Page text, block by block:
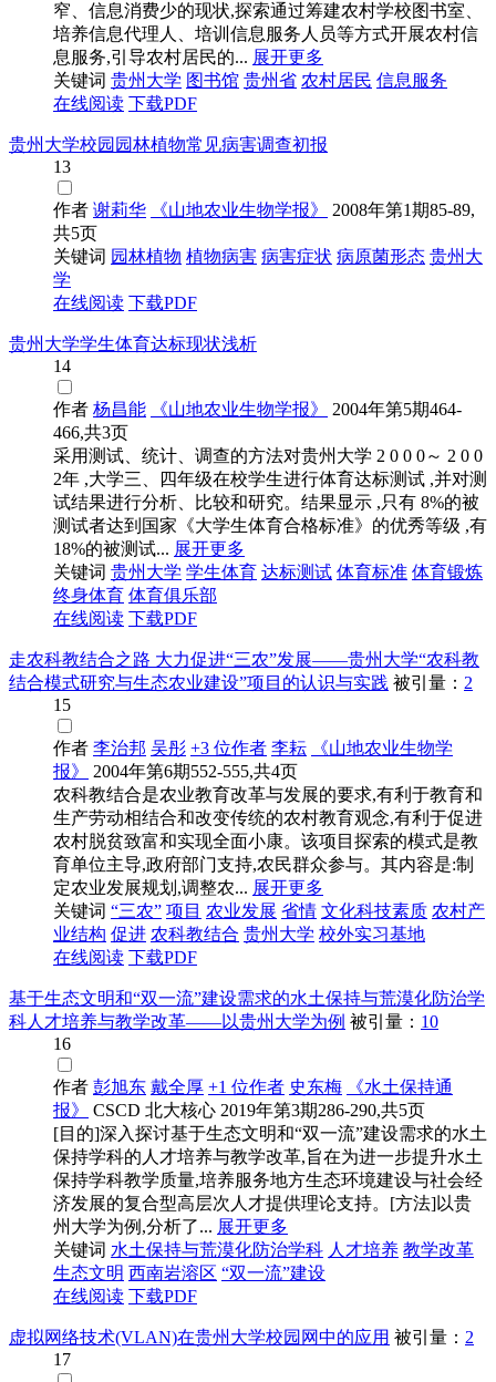
窄、信息消费少的现状,探索通过筹建农村学校图书室、
培养信息代理人、培训信息服务人员等方式开展农村信
息服务,引导农村居民的... 展开更多
关键词 贵州大学 图书馆 贵州省 农村居民 信息服务
在线阅读 下载PDF
贵州大学校园园林植物常见病害调查初报
13
作者 谢莉华 《山地农业生物学报》
2008年第1期85-89,
共5页
关键词 园林植物 植物病害 病害症状 病原菌形态 贵州大
学
在线阅读 下载PDF
贵州大学学生体育达标现状浅析
14
作者 杨昌能 《山地农业生物学报》
2004年第5期464-
466,共3页
采用测试、统计、调查的方法对贵州大学 2 0 0 0～ 2 0 0
2年 ,大学三、四年级在校学生进行体育达标测试 ,并对测
试结果进行分析、比较和研究。结果显示 ,只有 8%的被
测试者达到国家《大学生体育合格标准》的优秀等级 ,有
18%的被测试... 展开更多
关键词 贵州大学 学生体育 达标测试 体育标准 体育锻炼
终身体育 体育俱乐部
在线阅读 下载PDF
走农科教结合之路 大力促进“三农”发展——贵州大学“农科教
结合模式研究与生态农业建设”项目的认识与实践 被引量： 2
15
作者 李治邦 吴彤 +3 位作者 李耘
《山地农业生物学
报》
2004年第6期552-555,共4页
农科教结合是农业教育改革与发展的要求,有利于教育和
生产劳动相结合和改变传统的农村教育观念,有利于促进
农村脱贫致富和实现全面小康。该项目探索的模式是教
育单位主导,政府部门支持,农民群众参与。其内容是:制
定农业发展规划,调整农... 展开更多
关键词 “三农” 项目 农业发展 省情 文化科技素质 农村产
业结构 促进 农科教结合 贵州大学 校外实习基地
在线阅读 下载PDF
基于生态文明和“双一流”建设需求的水土保持与荒漠化防治学
科人才培养与教学改革——以贵州大学为例 被引量： 10
16
作者 彭旭东 戴全厚 +1 位作者 史东梅
《水土保持通
报》
CSCD 北大核心 2019年第3期286-290,共5页
[目的]深入探讨基于生态文明和“双一流”建设需求的水土
保持学科的人才培养与教学改革,旨在为进一步提升水土
保持学科教学质量,培养服务地方生态环境建设与社会经
济发展的复合型高层次人才提供理论支持。[方法]以贵
州大学为例,分析了... 展开更多
关键词 水土保持与荒漠化防治学科 人才培养 教学改革
生态文明 西南岩溶区 “双一流”建设
在线阅读 下载PDF
虚拟网络技术(VLAN)在贵州大学校园网中的应用 被引量： 2
17